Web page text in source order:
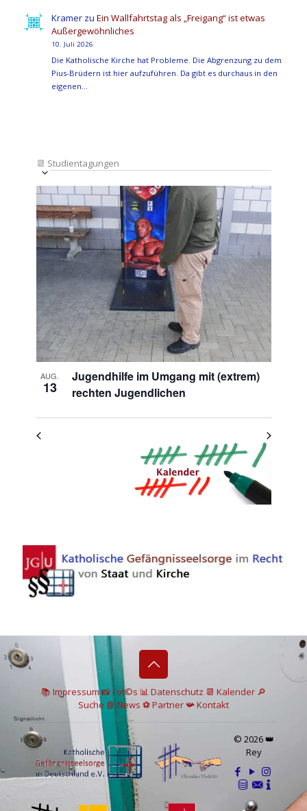
Kramer zuEin Wallfahrtstag als „Freigang“ ist etwas
Außergewöhnliches
10. Juli 2026
Die Katholische Kirche hat Probleme. Die Abgrenzung zu dem
Pius-Brüdern ist hier aufzuführen. Da gibt es durchaus in den
eigenen…
📆 Studientagungen
Ansichten-
Navigation
Veranstaltung
Ansichten-
Navigation
Datum
auswählen.
List
of
Veranstaltungen
in
Photo
View
AUG.
13
Jugendhilfe im Umgang mit (extrem)
rechten Jugendlichen
📚 Impressum📸Fot©s 📊 Datenschutz 📆 Kalender 🔎
Suche 📘 News ⚽Partner📯Kontakt
© 2026 👑
Rey